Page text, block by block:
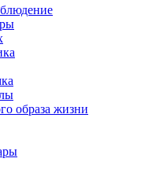
образа жизни